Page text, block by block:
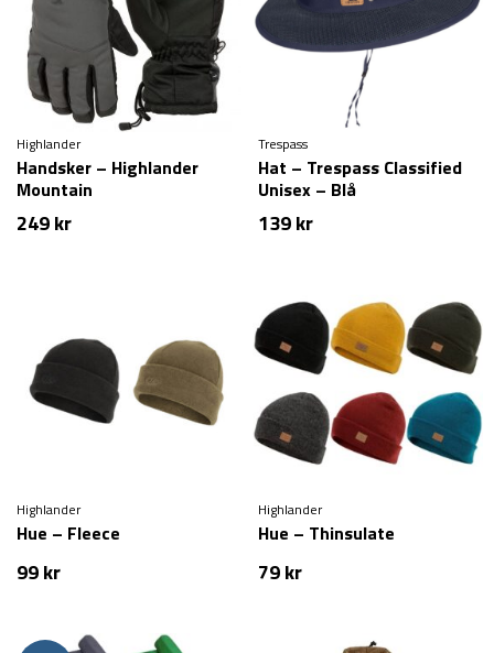
Highlander
Handsker – Highlander
Mountain
249kr
Trespass
Hat – Trespass Classified
Unisex – Blå
139kr
Highlander
Hue – Fleece
99kr
Highlander
Hue – Thinsulate
79kr